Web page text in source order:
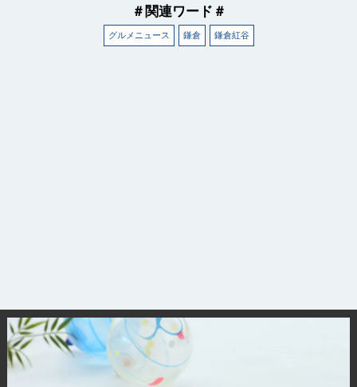
＃関連ワード＃
グルメニュース 鎌倉 鎌倉紅谷